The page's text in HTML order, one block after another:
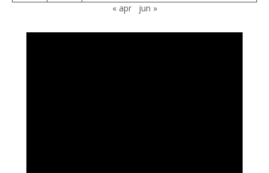
« apr
jun »